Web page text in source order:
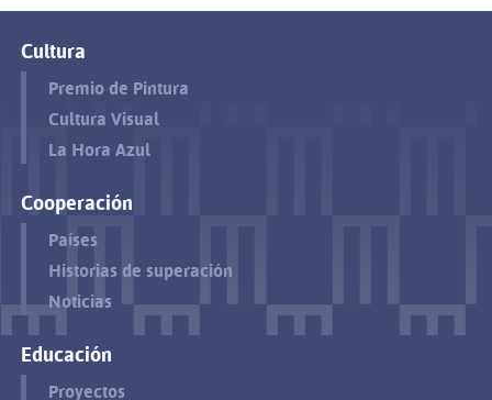
Cultura
Premio de Pintura
Cultura Visual
La Hora Azul
Cooperación
Países
Historias de superación
Noticias
Educación
Proyectos